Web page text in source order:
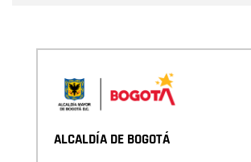
ALCALDÍA DE BOGOTÁ